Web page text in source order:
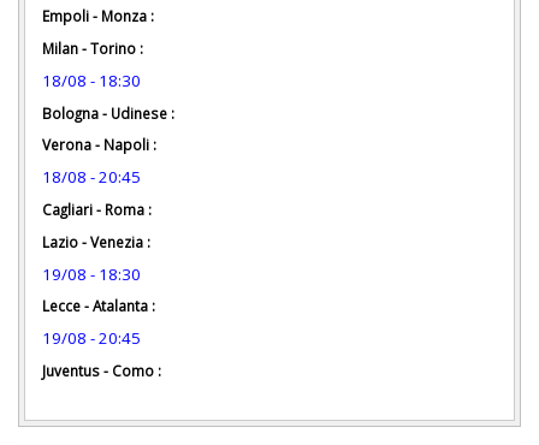
Empoli - Monza :
Milan - Torino :
18/08 - 18:30
Bologna - Udinese :
Verona - Napoli :
18/08 - 20:45
Cagliari - Roma :
Lazio - Venezia :
19/08 - 18:30
Lecce - Atalanta :
19/08 - 20:45
Juventus - Como :